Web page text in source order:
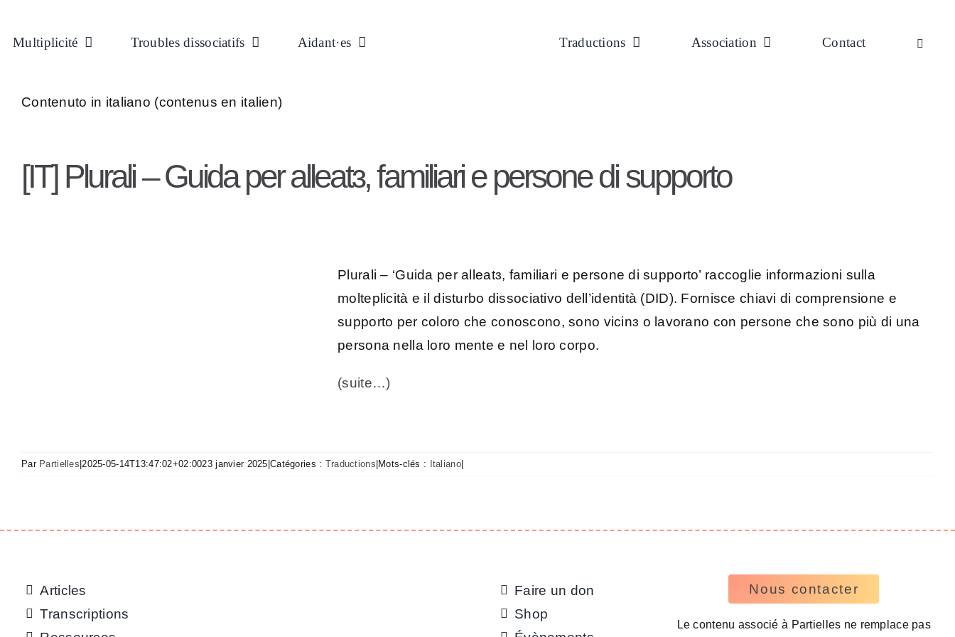
au
Multiplicité Troubles dissociatifs Aidant·es Traductions Association Contact
Contenuto in italiano (contenus en italien)
[IT] Plurali – Guida per alleatɜ, familiari e persone di supporto
Plurali – ‘Guida per alleatɜ, familiari e persone di supporto’ raccoglie informazioni sulla
molteplicità e il disturbo dissociativo dell’identità (DID). Fornisce chiavi di comprensione e
supporto per coloro che conoscono, sono vicinɜ o lavorano con persone che sono più di una
persona nella loro mente e nel loro corpo.
(suite…)
Par Partielles |2025-05-14T13:47:02+02:0023 janvier 2025 |Catégories : Traductions Mots-clés : Italiano|
Articles
Transcriptions
Faire un don
Shop
Nous contacter
Le contenu associé à Partielles ne remplace pas